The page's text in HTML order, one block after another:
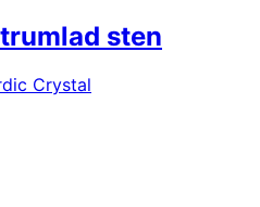
sten
Crystal